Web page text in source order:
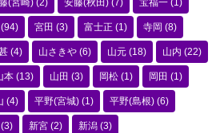
(宮崎) (2) 安藤(秋田) (7) 宝福一 (1)
(94) 宮田 (3) 富士正 (1) 寺岡 (8)
(4) 山さきや (6) 山元 (18) 山内 (22)
本 (13) 山田 (3) 岡松 (1) 岡田 (1)
(4) 平野(宮城) (1) 平野(島根) (6)
(3) 新宮 (2) 新潟 (3)